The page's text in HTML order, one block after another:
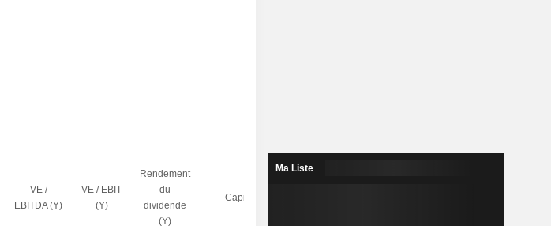
VE /
EBITDA (Y)
VE / EBIT
(Y)
Rendement
du
dividende
(Y)
Capi.($)
Ma Liste